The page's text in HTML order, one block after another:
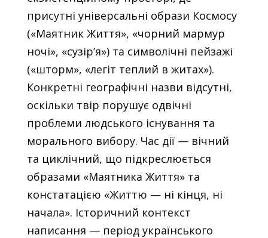
присутні універсальні образи Космосу
(«Маятник Життя», «чорний мармур
ночі», «сузір’я») та символічні пейзажі
(«шторм», «легіт теплий в житах»).
Конкретні географічні назви відсутні,
оскільки твір порушує одвічні
проблеми людського існування та
морального вибору. Час дії — вічний
та циклічний, що підкреслюється
образами «Маятника Життя» та
констатацією «Життю — ні кінця, ні
начала». Історичний контекст
написання — період українського